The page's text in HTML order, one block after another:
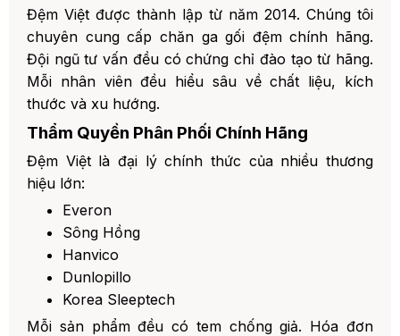
Đệm Việt được thành lập từ năm 2014. Chúng tôi
chuyên cung cấp chăn ga gối đệm chính hãng.
Đội ngũ tư vấn đều có chứng chỉ đào tạo từ hãng.
Mỗi nhân viên đều hiểu sâu về chất liệu, kích
thước và xu hướng.
Thẩm Quyền Phân Phối Chính Hãng
Đệm Việt là đại lý chính thức của nhiều thương
hiệu lớn:
Everon
Sông Hồng
Hanvico
Dunlopillo
Korea Sleeptech
Mỗi sản phẩm đều có tem chống giả. Hóa đơn